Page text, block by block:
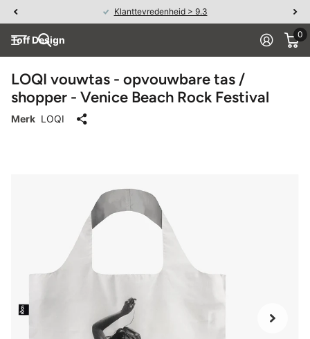
Klanttevredenheid > 9.3
Toff Design 0
LOQI vouwtas - opvouwbare tas /
shopper - Venice Beach Rock Festival
Merk LOQI